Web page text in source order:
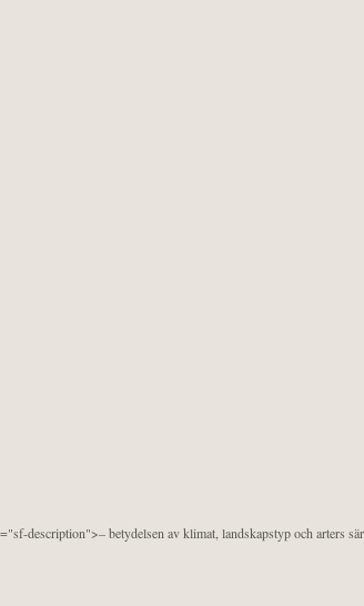
description">– betydelsen av klimat, landskapstyp och arters